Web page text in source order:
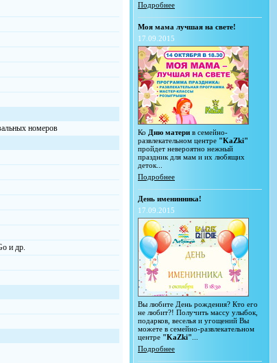
номеров
и др.
Подробнее
Моя мама лучшая на свете!
17.09.2015
Ко Дню матери в семейно-
развлекательном центре "KaZki"
пройдет невероятно нежный
праздник для мам и их любящих
деток...
Подробнее
День именинника!
17.09.2015
Вы любите День рождения? Кто его
не любит?! Получить массу улыбок,
подарков, веселья и угощений Вы
можете в семейно-развлекательном
центре "KaZki"
Подробнее